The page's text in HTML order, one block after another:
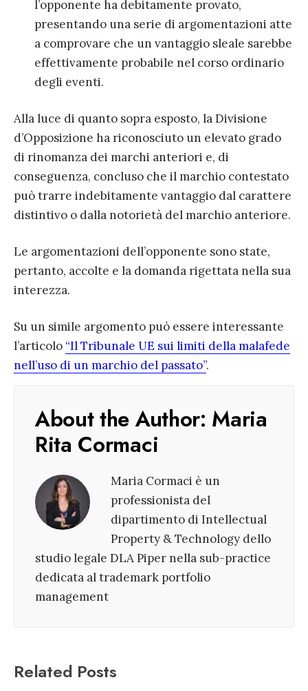
l’opponente ha debitamente provato,
presentando una serie di argomentazioni atte
a comprovare che un vantaggio sleale sarebbe
effettivamente probabile nel corso ordinario
degli eventi.
Alla luce di quanto sopra esposto, la Divisione
d’Opposizione ha riconosciuto un elevato grado
di rinomanza dei marchi anteriori e, di
conseguenza, concluso che il marchio contestato
può trarre indebitamente vantaggio dal carattere
distintivo o dalla notorietà del marchio anteriore.
Le argomentazioni dell’opponente sono state,
pertanto, accolte e la domanda rigettata nella sua
interezza.
Su un simile argomento può essere interessante
l’articolo “Il Tribunale UE sui limiti della malafede
nell’uso di un marchio del passato”.
About the Author: Maria
Rita Cormaci
Maria Cormaci è un
professionista del
dipartimento di Intellectual
Property & Technology dello
studio legale DLA Piper nella sub-practice
dedicata al trademark portfolio
management
Related Posts